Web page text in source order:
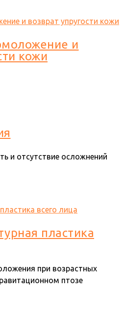
и
кожи
и отсутствие осложнений
пластика
при возрастных
птозе